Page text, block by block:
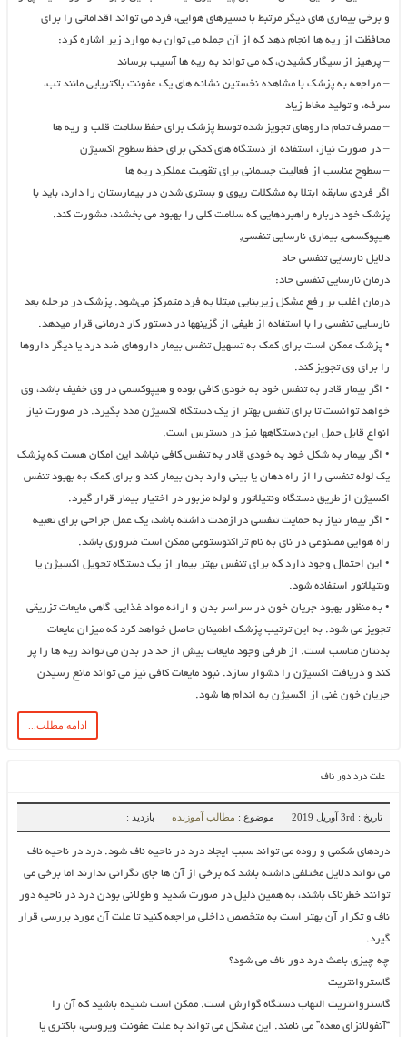
و برخی بیماری های دیگر مرتبط با مسیرهای هوایی، فرد می تواند اقداماتی را برای
محافظت از ریه ها انجام دهد که از آن جمله می توان به موارد زیر اشاره کرد:
– پرهیز از سیگار کشیدن، که می تواند به ریه ها آسیب برساند
– مراجعه به پزشک با مشاهده نخستین نشانه های یک عفونت باکتریایی مانند تب،
سرفه، و تولید مخاط زیاد
– مصرف تمام داروهای تجویز شده توسط پزشک برای حفظ سلامت قلب و ریه ها
– در صورت نیاز، استفاده از دستگاه های کمکی برای حفظ سطوح اکسیژن
– سطوح مناسب از فعالیت جسمانی برای تقویت عملکرد ریه ها
اگر فردی سابقه ابتلا به مشکلات ریوی و بستری شدن در بیمارستان را دارد، باید با
پزشک خود درباره راهبردهایی که سلامت کلی را بهبود می بخشند، مشورت کند.
هیپوکسمی, بیماری نارسایی تنفسی,
دلایل نارسایی تنفسی حاد
درمان نارسایی تنفسی حاد:
درمان اغلب بر رفع مشکل زیربنایی مبتلا به فرد متمرکز می‌شود. پزشک در مرحله بعد
نارسایی تنفسی را با استفاده از طیفی از گزینه‎ها در دستور کار درمانی قرار می‎دهد.
• پزشک ممکن است برای کمک به تسهیل تنفس بیمار داروهای ضد درد یا دیگر داروها
را برای وی تجویز کند.
• اگر بیمار قادر به تنفس خود به خودی کافی بوده و هیپوکسمی در وی خفیف باشد، وی
خواهد توانست تا برای تنفس بهتر از یک دستگاه اکسیژن مدد بگیرد. در صورت نیاز
انواع قابل حمل این دستگاه‎ها نیز در دسترس است.
• اگر بیمار به شکل خود به خودی قادر به تنفس کافی نباشد این امکان هست که پزشک
یک لوله تنفسی را از راه دهان یا بینی وارد بدن بیمار کند و برای کمک به بهبود تنفس
اکسیژن از طریق دستگاه ونتیلاتور و لوله مزبور در اختیار بیمار قرار گیرد.
• اگر بیمار نیاز به حمایت تنفسی درازمدت داشته باشد، یک عمل جراحی برای تعبیه
راه هوایی مصنوعی در نای به نام تراکئوستومی ممکن است ضروری باشد.
• این احتمال وجود دارد که برای تنفس بهتر بیمار از یک دستگاه تحویل اکسیژن یا
ونتیلاتور استفاده شود.
• به منظور بهبود جریان خون در سراسر بدن و ارائه مواد غذایی، گاهی مایعات تزریقی
تجویز می شود. به این ترتیب پزشک اطمینان حاصل خواهد کرد که میزان مایعات
بدنتان مناسب است. از طرفی وجود مایعات بیش از حد در بدن می تواند ریه ها را پر
کند و دریافت اکسیژن را دشوار سازد. نبود مایعات کافی نیز می تواند مانع رسیدن
جریان خون غنی از اکسیژن به اندام ها شود.
ادامه مطلب...
علت درد دور ناف
تاریخ : 3rd آوریل 2019 موضوع : مطالب آموزنده بازدید :
دردهای شکمی و روده می تواند سبب ایجاد درد در ناحیه ناف شود. درد در ناحیه ناف
می تواند دلایل مختلفی داشته باشد که برخی از آن ها جای نگرانی ندارند اما برخی می
توانند خطرناک باشند، به همین دلیل در صورت شدید و طولانی بودن درد در ناحیه دور
ناف و تکرار آن بهتر است به متخصص داخلی مراجعه کنید تا علت آن مورد بررسی قرار
گیرد.
چه چیزی باعث درد دور ناف می شود؟
گاستروانتریت
گاستروانتریت التهاب دستگاه گوارش است. ممکن است شنیده باشید که آن را
“آنفولانزای معده” می نامند. این مشکل می تواند به علت عفونت ویروسی، باکتری یا